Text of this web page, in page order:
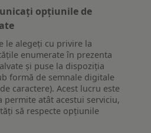
opțiunile de
le alegeți cu privire la
enumerate în prezenta
și puse la dispoziția
formă de semnale digitale
caractere). Acest lucru este
permite atât acestui serviciu,
să respecte opțiunile